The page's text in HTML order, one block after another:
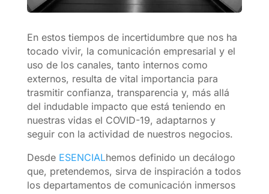
En estos tiempos de incertidumbre que nos ha
tocado vivir, la comunicación empresarial y el
uso de los canales, tanto internos como
externos, resulta de vital importancia para
trasmitir confianza, transparencia y, más allá
del indudable impacto que está teniendo en
nuestras vidas el COVID-19, adaptarnos y
seguir con la actividad de nuestros negocios.
Desde ESENCIALhemos definido un decálogo
que, pretendemos, sirva de inspiración a todos
los departamentos de comunicación inmersos